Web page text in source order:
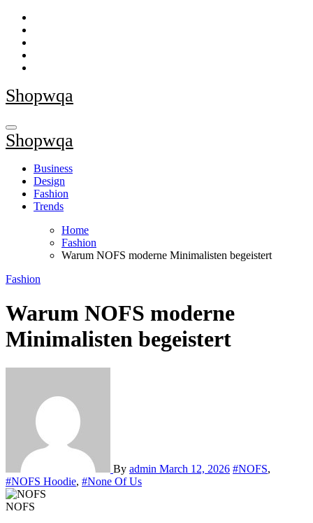
Skip
content
Shopwqa
Shopwqa
Business
Design
Fashion
Trends
Home
Fashion
Warum NOFS moderne Minimalisten begeistert
Fashion
Warum NOFS moderne
Minimalisten begeistert
By admin March 12, 2026 #NOFS,
#NOFS Hoodie, #None Of Us
NOFS